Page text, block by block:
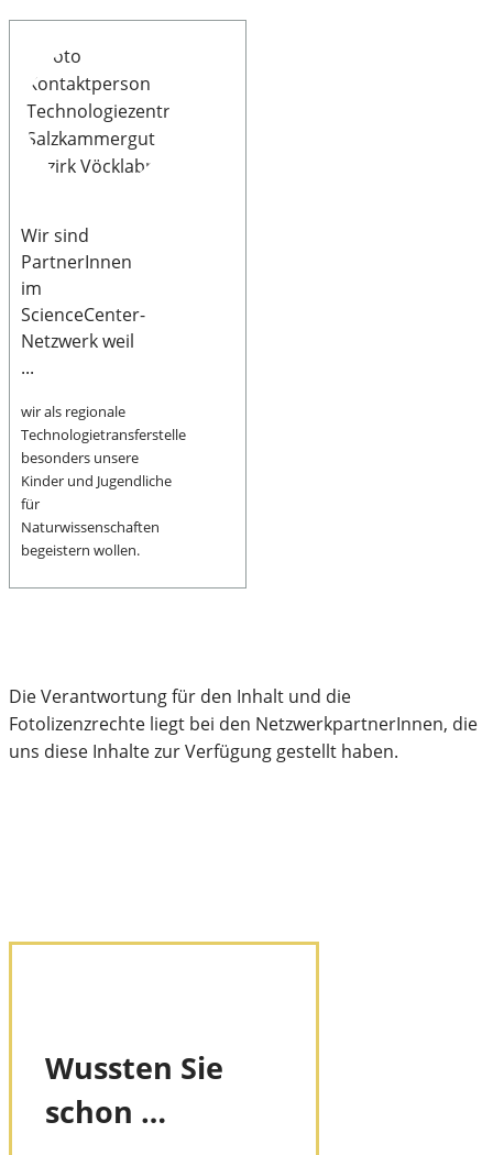
Wir sind
PartnerInnen
im
ScienceCenter-
Netzwerk weil
...
wir als regionale
Technologietransferstelle
besonders unsere
Kinder und Jugendliche
für
Naturwissenschaften
begeistern wollen.
Die Verantwortung für den Inhalt und die
Fotolizenzrechte liegt bei den NetzwerkpartnerInnen, die
uns diese Inhalte zur Verfügung gestellt haben.
Wussten Sie
schon …